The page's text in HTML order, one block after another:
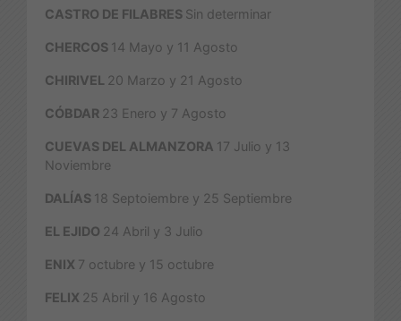
CASTRO DE FILABRES Sin determinar
CHERCOS 14 Mayo y 11 Agosto
CHIRIVEL 20 Marzo y 21 Agosto
CÓBDAR 23 Enero y 7 Agosto
CUEVAS DEL ALMANZORA 17 Julio y 13
Noviembre
DALÍAS 18 Septoiembre y 25 Septiembre
EL EJIDO 24 Abril y 3 Julio
ENIX 7 octubre y 15 octubre
FELIX 25 Abril y 16 Agosto